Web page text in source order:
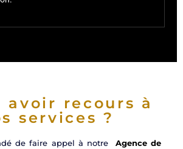
avoir recours à
services ?
de faire appel à notre Agence de